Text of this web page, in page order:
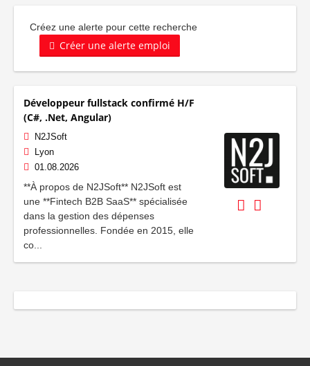
Créez une alerte pour cette recherche
Créer une alerte emploi
Développeur fullstack confirmé H/F
(C#, .Net, Angular)
N2JSoft
Lyon
01.08.2026
**À propos de N2JSoft** N2JSoft est
une **Fintech B2B SaaS** spécialisée
dans la gestion des dépenses
professionnelles. Fondée en 2015, elle
co...